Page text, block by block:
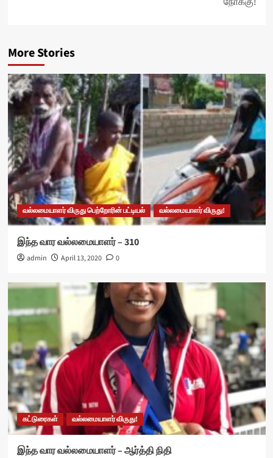
More Stories
வல்லமையாளர் விருது பெற்றோரின் பட்டியல் வல்லமையாளர் விருது!
இந்த வார வல்லமையாளர் – 310
admin April 13, 2020 0
கட்டுரைகள் வல்லமையாளர் விருது!
இந்த வார வல்லமையாளர் – ஆர்த்தி நிதி